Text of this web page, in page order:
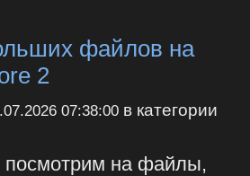
файлов на
2
07:38:00в категории
посмотрим на файлы,